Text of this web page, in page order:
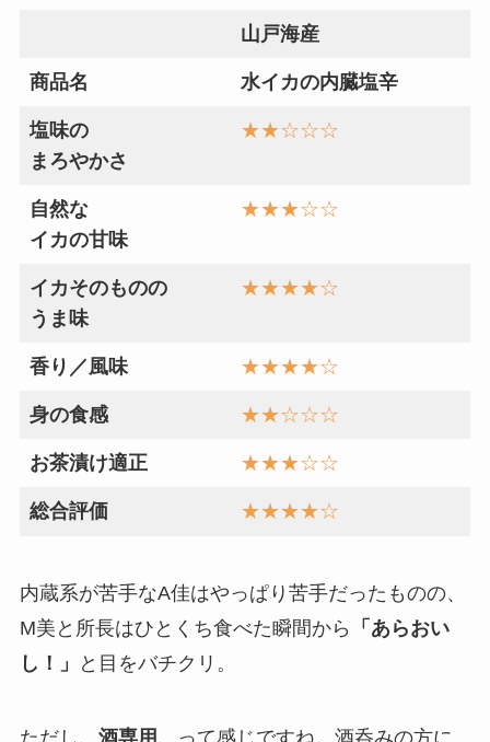
山戸海産
商品名 水イカの内臓塩辛
塩味の
まろやかさ
★★☆☆☆
自然な
イカの甘味
★★★☆☆
イカそのものの
うま味
★★★★☆
香り／風味 ★★★★☆
身の食感 ★★☆☆☆
お茶漬け適正 ★★★☆☆
総合評価 ★★★★☆
内蔵系が苦手なA佳はやっぱり苦手だったものの、
M美と所長はひとくち食べた瞬間から
「あらおい
し！」
と目をバチクリ。
ただし、 酒専用 、って感じですね。酒呑みの方に